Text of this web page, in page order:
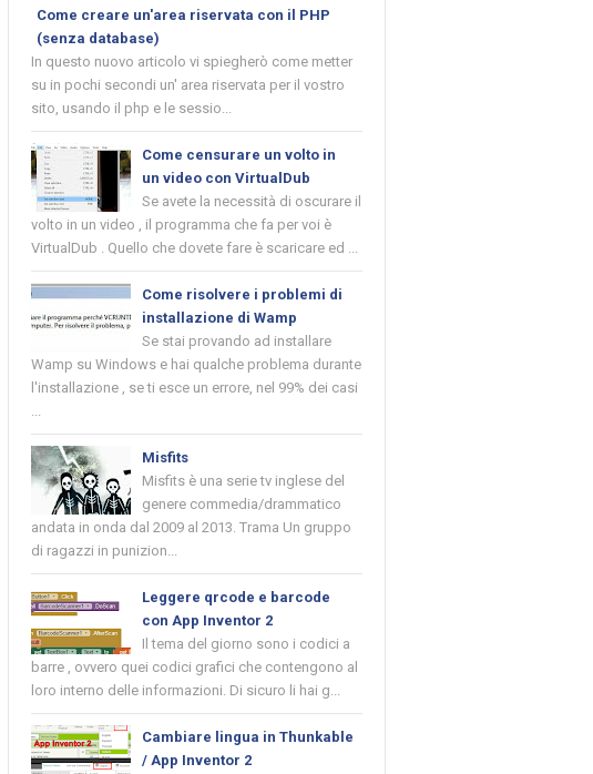
Come creare un'area riservata con il PHP
(senza database)
In questo nuovo articolo vi spiegherò come metter
su in pochi secondi un' area riservata per il vostro
sito, usando il php e le sessio...
Come censurare un volto in
un video con VirtualDub
Se avete la necessità di oscurare il
volto in un video , il programma che fa per voi è
VirtualDub . Quello che dovete fare è scaricare ed ...
Come risolvere i problemi di
installazione di Wamp
Se stai provando ad installare
Wamp su Windows e hai qualche problema durante
l'installazione , se ti esce un errore, nel 99% dei casi
...
Misfits
Misfits è una serie tv inglese del
genere commedia/drammatico
andata in onda dal 2009 al 2013. Trama Un gruppo
di ragazzi in punizion...
Leggere qrcode e barcode
con App Inventor 2
Il tema del giorno sono i codici a
barre , ovvero quei codici grafici che contengono al
loro interno delle informazioni. Di sicuro li hai g...
Cambiare lingua in Thunkable
/ App Inventor 2